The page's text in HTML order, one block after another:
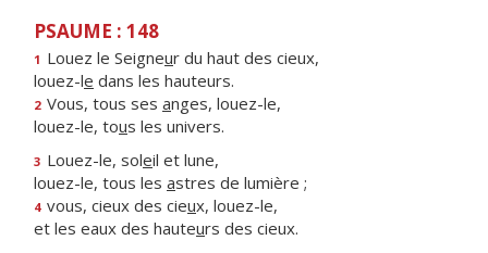
PSAUME : 148
1 Louez le Seigneur du haut des cieux,
louez-le dans les hauteurs.
2 Vous, tous ses anges, louez-le,
louez-le, tous les univers.
3 Louez-le, soleil et lune,
louez-le, tous les astres de lumière ;
4 vous, cieux des cieux, louez-le,
et les eaux des hauteurs des cieux.